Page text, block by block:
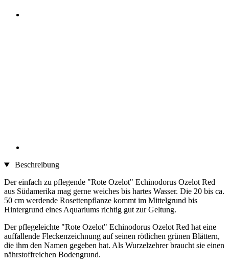
Beschreibung
Der einfach zu pflegende "Rote Ozelot" Echinodorus Ozelot Red
aus Südamerika mag gerne weiches bis hartes Wasser. Die 20 bis ca.
50 cm werdende Rosettenpflanze kommt im Mittelgrund bis
Hintergrund eines Aquariums richtig gut zur Geltung.
Der pflegeleichte "Rote Ozelot" Echinodorus Ozelot Red hat eine
auffallende Fleckenzeichnung auf seinen rötlichen grünen Blättern,
die ihm den Namen gegeben hat. Als Wurzelzehrer braucht sie einen
nährstoffreichen Bodengrund.